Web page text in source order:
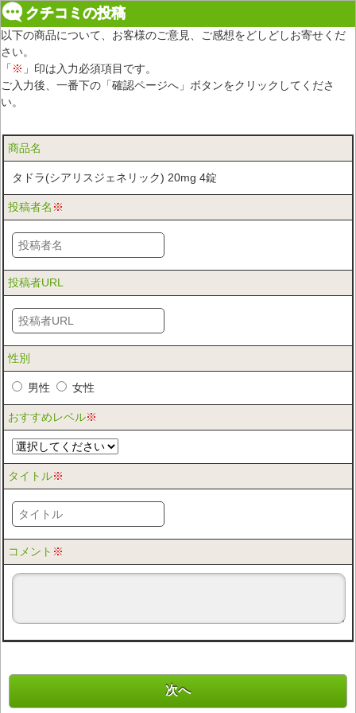
クチコミの投稿
以下の商品について、お客様のご意見、ご感想をどしどしお寄せくだ
さい。
「※ 」印は入力必須項目です。
ご入力後、一番下の「確認ページへ」ボタンをクリックしてくださ
い。
商品名
タドラ(シアリスジェネリック) 20mg 4錠
投稿者名 ※
投稿者URL
性別
男性 女性
おすすめレベル※
タイトル※
コメント ※